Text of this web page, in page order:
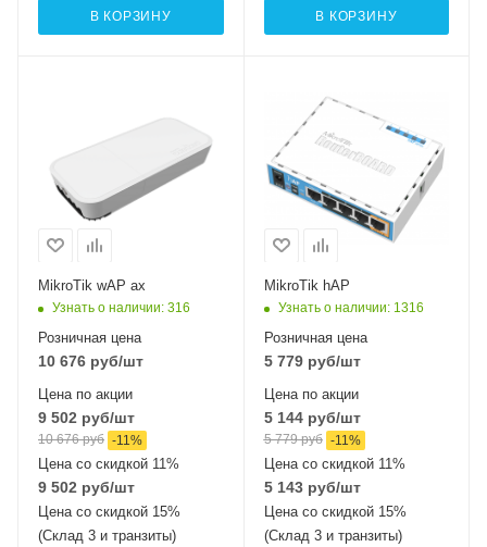
В КОРЗИНУ В КОРЗИНУ
2xGigabitEthernet
Wi-Fi интерфейсы
Два: 5 ГГц
MIMO2x2 + 2,4 ГГЦ
MikroTik wAP ax
Узнать о наличии: 316
Розничная цена
10 676 руб/шт
Цена по акции
9 502 руб/шт
10 676руб -11 %
Цена со скидкой 11%
9 502 руб/шт
Цена со скидкой 15%
(Склад 3 и транзиты)
оптические
интерфейсы
5x10/100Mbps
Ethernet
Wi-Fi интерфейсы
2.4 ГГц 802.11b/g/n
MIMO2x2
MikroTik hAP
Узнать о наличии: 1316
Розничная цена
5 779руб/шт
Цена по акции
5 144руб/шт
5 779руб -11 %
Цена со скидкой 11%
5 143руб/шт
Цена со скидкой 15%
(Склад 3 и транзиты)